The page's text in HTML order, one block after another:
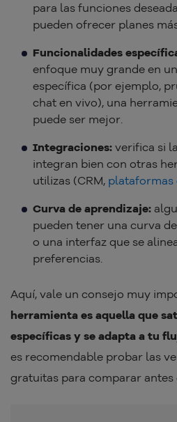
para las funciones
pueden ofrecer planes
Funcionalidades
enfoque muy grande en
específica (por ejemplo,
chat en vivo), una
puede ser mejor.
Integraciones: verifica si
integran bien con otras
utilizas (CRM, plataformas
Curva de aprendizaje:
pueden tener una curva
o una interfaz que se
preferencias.
Aquí, vale un consejo muy
herramienta es aquella que
específicas y se adapta a tu
es recomendable probar las
gratuitas para comparar antes